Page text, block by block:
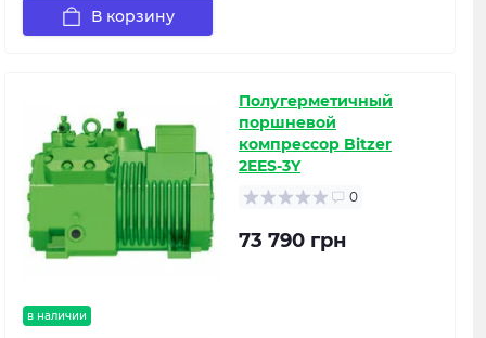
В корзину
в наличии
Полугерметичный
поршневой
компрессор Bitzer
2EES-3Y
0
73 790 грн